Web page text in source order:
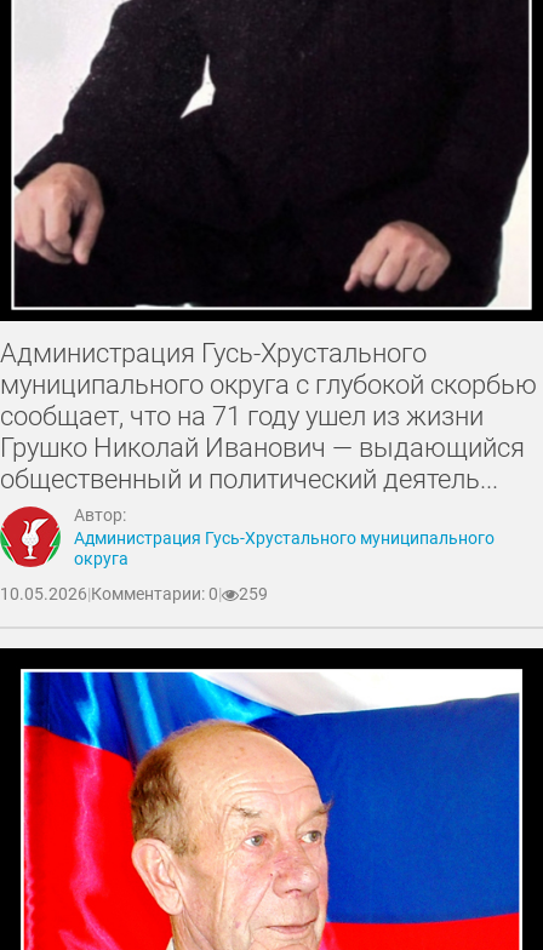
Администрация Гусь-Хрустального
муниципального округа с глубокой скорбью
сообщает, что на 71 году ушел из жизни
Грушко Николай Иванович — выдающийся
общественный и политический деятель...
Автор:
Администрация Гусь-Хрустального муниципального
округа
10.05.2026 Комментарии: 0 259